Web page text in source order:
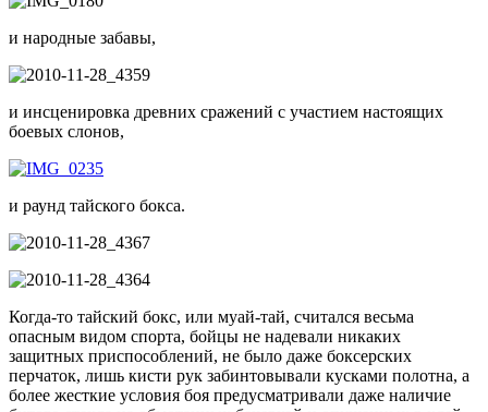
и народные забавы,
и инсценировка древних сражений с участием настоящих
боевых слонов,
и раунд тайского бокса.
Когда-то тайский бокс, или муай-тай, считался весьма
опасным видом спорта, бойцы не надевали никаких
защитных приспособлений, не было даже боксерских
перчаток, лишь кисти рук забинтовывали кусками полотна, а
более жесткие условия боя предусматривали даже наличие